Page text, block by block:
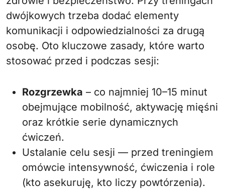
dwójkowych trzeba dodać elementy
komunikacji i odpowiedzialności za drugą
osobę. Oto kluczowe zasady, które warto
stosować przed i podczas sesji:
Rozgrzewka – co najmniej 10–15 minut
obejmujące mobilność, aktywację mięśni
oraz krótkie serie dynamicznych
ćwiczeń.
Ustalanie celu sesji — przed treningiem
omówcie intensywność, ćwiczenia i role
(kto asekuruję, kto liczy powtórzenia).